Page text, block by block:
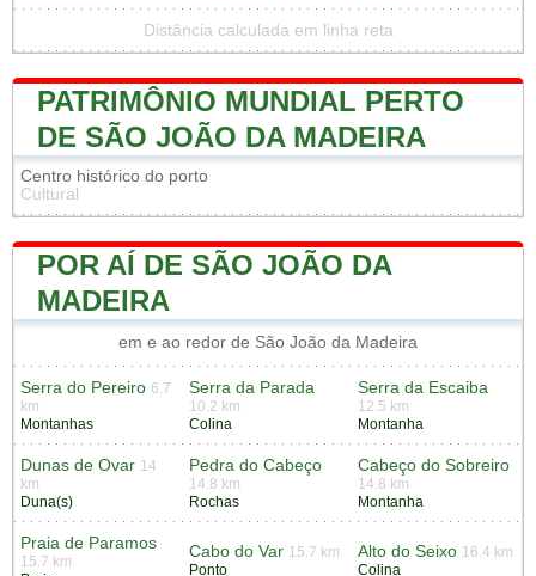
Distância calculada em linha reta
PATRIMÔNIO MUNDIAL PERTO
DE SÃO JOÃO DA MADEIRA
Centro histórico do porto
Cultural
POR AÍ DE SÃO JOÃO DA
MADEIRA
em e ao redor de São João da Madeira
Serra do Pereiro 6.7
km
Montanhas
Serra da Parada
10.2 km
Colina
Serra da Escaiba
12.5 km
Montanha
Dunas de Ovar 14
km
Duna(s)
Pedra do Cabeço
14.8 km
Rochas
Cabeço do Sobreiro
14.8 km
Montanha
Praia de Paramos
15.7 km
Cabo do Var 15.7 km
Ponto
Alto do Seixo 16.4 km
Colina